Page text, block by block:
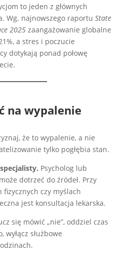
to jeden z głównych
Wg. najnowszego raportu State
2025 zaangażowanie globalne
a stres i poczucie
dotykają ponad połowę
na wypalenie
że to wypalenie, a nie
tylko pogłębia stan.
Psycholog lub
dotrzeć do źródeł. Przy
czy myślach
jest konsultacja lekarska.
się mówić „nie”, oddziel czas
wyłącz służbowe